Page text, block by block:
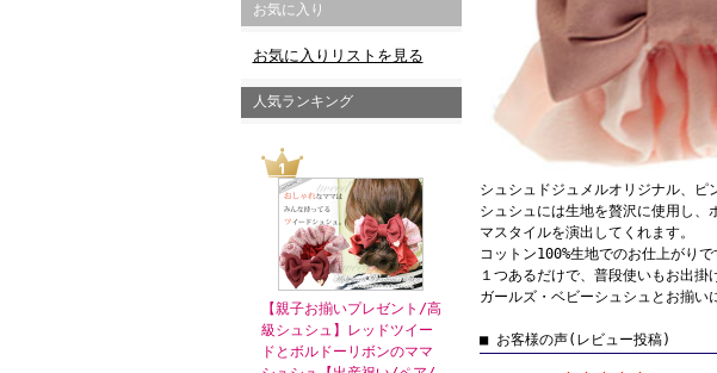
お気に入り
お気に入りリストを見る
人気ランキング
【親子お揃いプレゼント/高
級シュシュ】レッドツイー
ドとボルドーリボンのママ
シュシュドジュメルオリジナル、ピ
シュシュには生地を贅沢に使用し
マスタイルを演出してくれます。
コットン100%生地でのお仕上がり
１つあるだけで、普段使いもお出掛
ガールズ・ベビーシュシュとお揃
■ お客様の声(レビュー投稿)